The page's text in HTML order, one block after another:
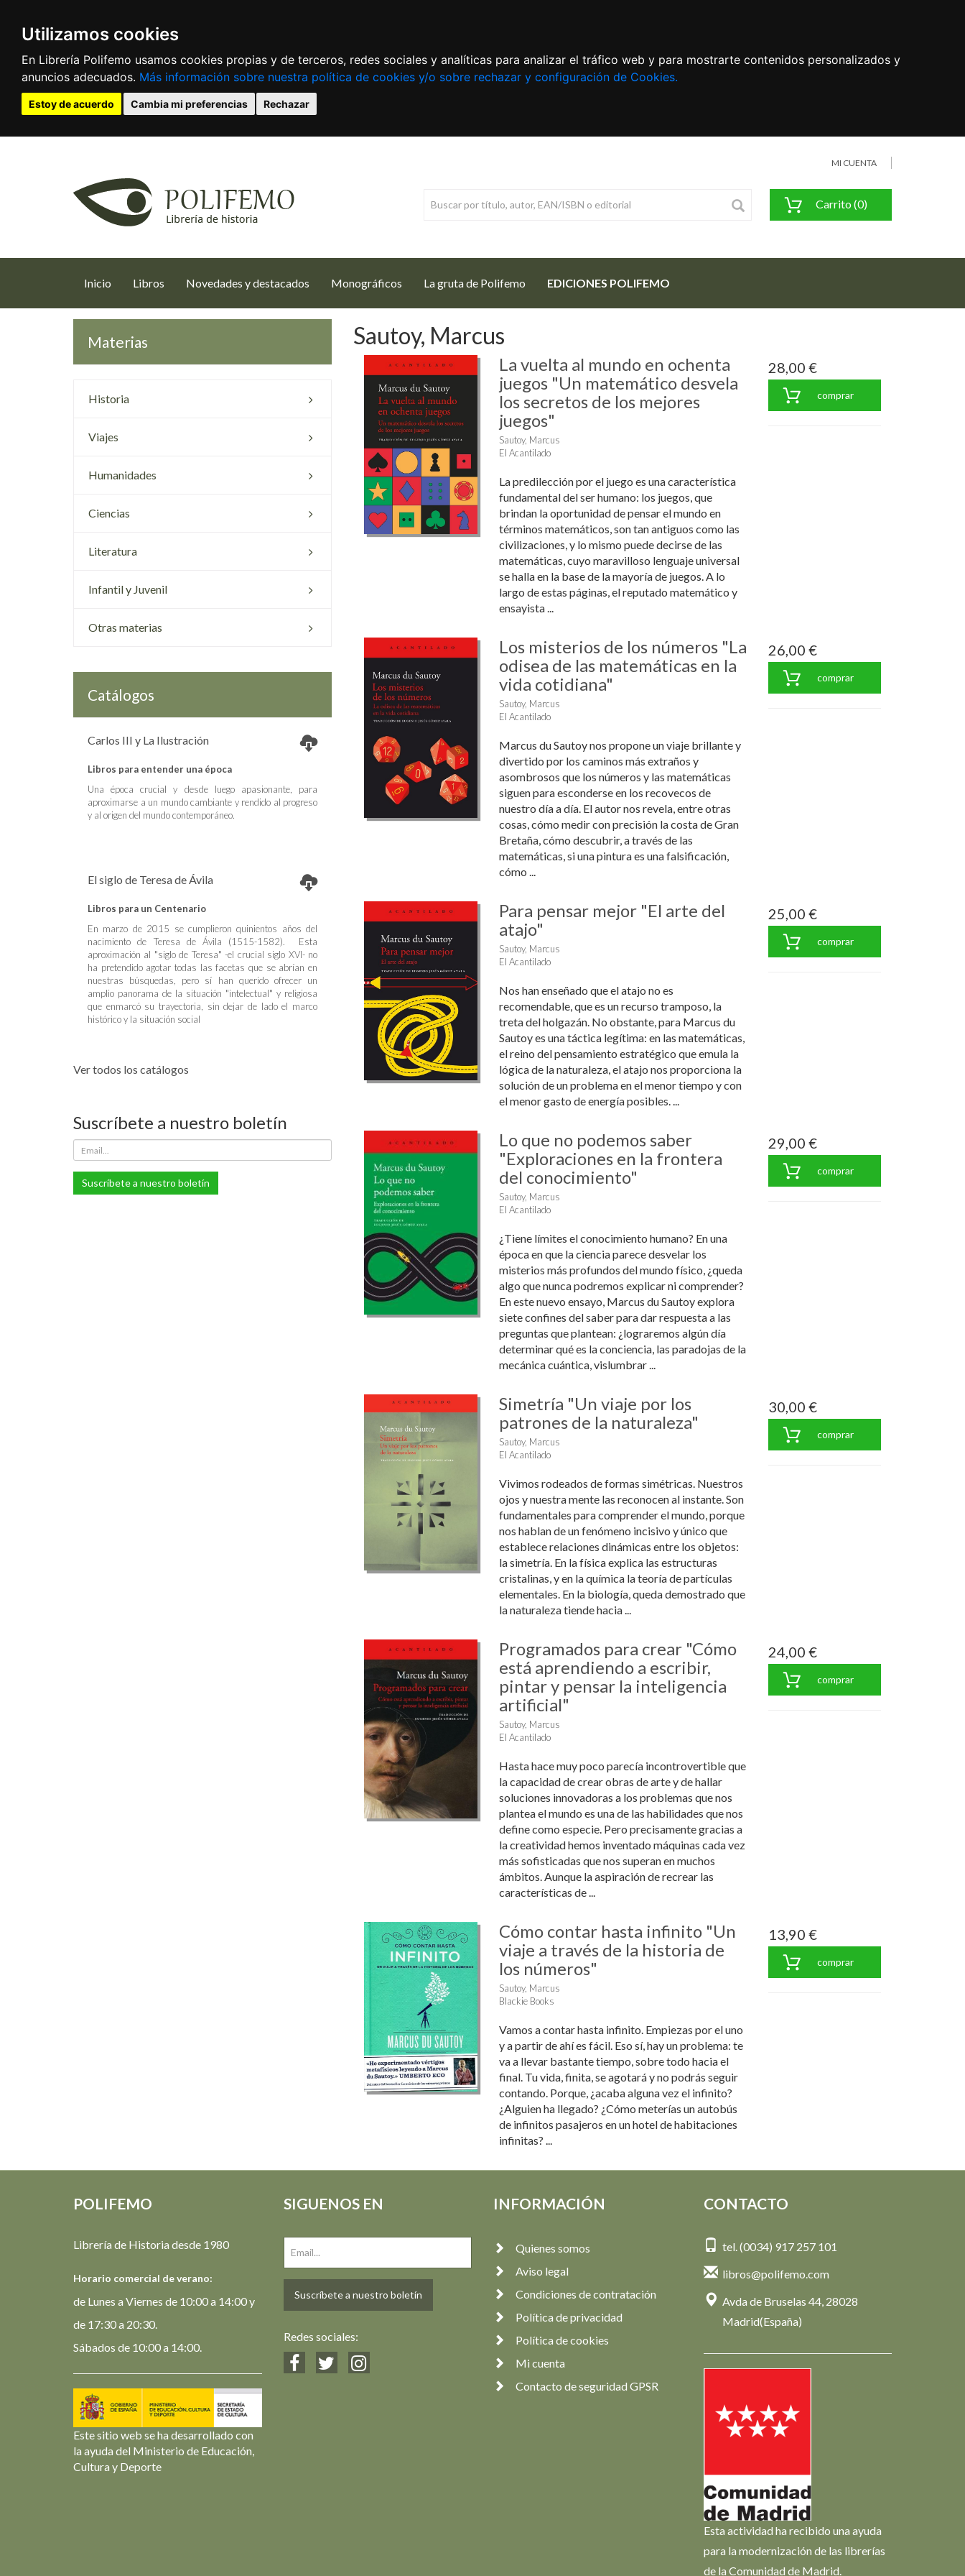
Utilizamos cookies
En Librería Polifemo usamos cookies propias y de terceros, redes sociales y analíticas para analizar el tráfico web y para mostrarte contenidos personalizados y
anuncios adecuados. Más información sobre nuestra política de cookies y/o sobre rechazar y configuración de Cookies.
Estoy de acuerdo Cambia mi preferencias Rechazar
MI CUENTA
Carrito (0)
Inicio (current)
Libros Novedades y destacados Monográficos La gruta de Polifemo EDICIONES POLIFEMO
Materias
Historia
Viajes
Humanidades
Ciencias
Literatura
Infantil y Juvenil
Otras materias
Catálogos
Carlos III y La Ilustración
Libros para entender una época
Una época crucial y desde luego apasionante, para
aproximarse a un mundo cambiante y rendido al progreso
y al origen del mundo contemporáneo.
El siglo de Teresa de Ávila
Libros para un Centenario
En marzo de 2015 se cumplieron quinientos años del
nacimiento de Teresa de Ávila (1515-1582). Esta
aproximación al "siglo de Teresa" -el crucial siglo XVI- no
ha pretendido agotar todas las facetas que se abrían en
nuestras búsquedas, pero sí han querido ofrecer un
amplio panorama de la situación "intelectual" y religiosa
que enmarcó su trayectoria, sin dejar de lado el marco
histórico y la situación social
Ver todos los catálogos
Suscríbete a nuestro boletín
Suscríbete a nuestro boletín
Sautoy, Marcus
La vuelta al mundo en ochenta
juegos "Un matemático desvela
los secretos de los mejores
juegos"
Sautoy, Marcus
El Acantilado
La predilección por el juego es una característica
fundamental del ser humano: los juegos, que
brindan la oportunidad de pensar el mundo en
términos matemáticos, son tan antiguos como las
civilizaciones, y lo mismo puede decirse de las
matemáticas, cuyo maravilloso lenguaje universal
se halla en la base de la mayoría de juegos. A lo
largo de estas páginas, el reputado matemático y
ensayista ...
28,00 €
comprar
Los misterios de los números "La
odisea de las matemáticas en la
vida cotidiana"
Sautoy, Marcus
El Acantilado
Marcus du Sautoy nos propone un viaje brillante y
divertido por los caminos más extraños y
asombrosos que los números y las matemáticas
siguen para esconderse en los recovecos de
nuestro día a día. El autor nos revela, entre otras
cosas, cómo medir con precisión la costa de Gran
Bretaña, cómo descubrir, a través de las
matemáticas, si una pintura es una falsificación,
cómo ...
26,00 €
comprar
Para pensar mejor "El arte del
atajo"
Sautoy, Marcus
El Acantilado
Nos han enseñado que el atajo no es
recomendable, que es un recurso tramposo, la
treta del holgazán. No obstante, para Marcus du
Sautoy es una táctica legítima: en las matemáticas,
el reino del pensamiento estratégico que emula la
lógica de la naturaleza, el atajo nos proporciona la
solución de un problema en el menor tiempo y con
el menor gasto de energía posibles. ...
25,00 €
comprar
Lo que no podemos saber
"Exploraciones en la frontera
del conocimiento"
Sautoy, Marcus
El Acantilado
¿Tiene límites el conocimiento humano? En una
época en que la ciencia parece desvelar los
misterios más profundos del mundo físico, ¿queda
algo que nunca podremos explicar ni comprender?
En este nuevo ensayo, Marcus du Sautoy explora
siete confines del saber para dar respuesta a las
preguntas que plantean: ¿lograremos algún día
determinar qué es la conciencia, las paradojas de la
mecánica cuántica, vislumbrar ...
29,00 €
comprar
Simetría "Un viaje por los
patrones de la naturaleza"
Sautoy, Marcus
El Acantilado
Vivimos rodeados de formas simétricas. Nuestros
ojos y nuestra mente las reconocen al instante. Son
fundamentales para comprender el mundo, porque
nos hablan de un fenómeno incisivo y único que
establece relaciones dinámicas entre los objetos:
la simetría. En la física explica las estructuras
cristalinas, y en la química la teoría de partículas
elementales. En la biología, queda demostrado que
la naturaleza tiende hacia ...
30,00 €
comprar
Programados para crear "Cómo
está aprendiendo a escribir,
pintar y pensar la inteligencia
artificial"
Sautoy, Marcus
El Acantilado
Hasta hace muy poco parecía incontrovertible que
la capacidad de crear obras de arte y de hallar
soluciones innovadoras a los problemas que nos
plantea el mundo es una de las habilidades que nos
define como especie. Pero precisamente gracias a
la creatividad hemos inventado máquinas cada vez
más sofisticadas que nos superan en muchos
ámbitos. Aunque la aspiración de recrear las
características de ...
24,00 €
comprar
Cómo contar hasta infinito "Un
viaje a través de la historia de
los números"
Sautoy, Marcus
Blackie Books
Vamos a contar hasta infinito. Empiezas por el uno
y a partir de ahí es fácil. Eso sí, hay un problema: te
va a llevar bastante tiempo, sobre todo hacia el
final. Tu vida, finita, se agotará y no podrás seguir
contando. Porque, ¿acaba alguna vez el infinito?
¿Alguien ha llegado? ¿Cómo meterías un autobús
de infinitos pasajeros en un hotel de habitaciones
infinitas? ...
13,90 €
comprar
POLIFEMO
Librería de Historia desde 1980
Horario comercial de verano:
de Lunes a Viernes de 10:00 a 14:00 y
de 17:30 a 20:30.
Sábados de 10:00 a 14:00.
Este sitio web se ha desarrollado con
la ayuda del Ministerio de Educación,
Cultura y Deporte
SIGUENOS EN
Suscríbete a nuestro boletín
Redes sociales:
INFORMACIÓN
Quienes somos
Aviso legal
Condiciones de contratación
Política de privacidad
Política de cookies
Mi cuenta
Contacto de seguridad GPSR
CONTACTO
tel. (0034) 917 257 101
libros@polifemo.com
Avda de Bruselas 44, 28028
Madrid(España)
Esta actividad ha recibido una ayuda
para la modernización de las librerías
de la Comunidad de Madrid.